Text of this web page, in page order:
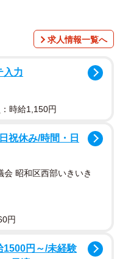
ライトカラー（イエロ
カラーの黄色の水着
求人情報一覧へ
入力
時給1,150円
祝休み/時間・日
昭和区西部いきいき
円
1500円～/未経験